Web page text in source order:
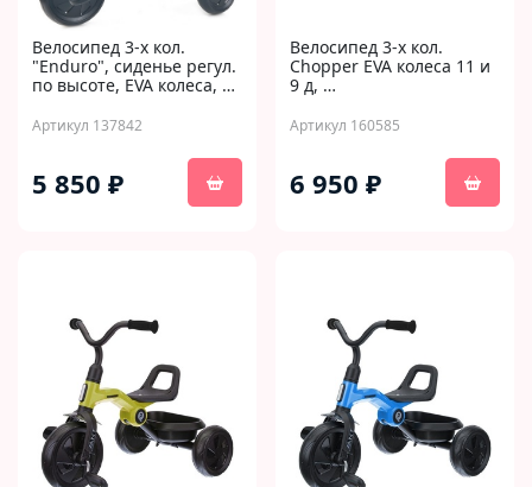
Велосипед 3-х кол.
"Enduro", сиденье регул.
по высоте, EVA колеса, …
Артикул 137842
5 850 ₽
Велосипед 3-х кол.
Chopper EVA колеса 11 и
9 д, …
Артикул 160585
6 950 ₽